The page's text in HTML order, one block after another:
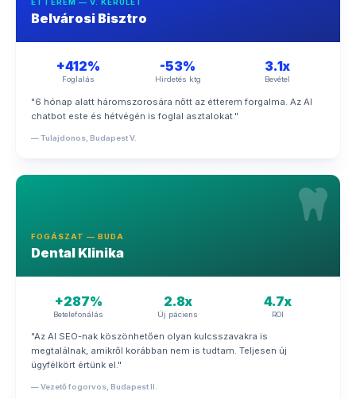
ÉTTEREM — V. KERÜLET
Belvárosi Bisztro
+412%
Foglalás
-53%
Hirdetés ktg
3.1x
Bevétel
"6 hónap alatt háromszorosára nőtt az étterem forgalma. Az AI
chatbot este és hétvégén is foglal asztalokat."
— Tulajdonos, Budapest V.
FOGÁSZAT — BUDA
Dental Klinika
+287%
Betelefonálás
2.8x
Új páciens
4.7x
ROI
"Az AI SEO-nak köszönhetően olyan kulcsszavakra is
megtalálnak, amikről korábban nem is tudtam. Teljesen új
ügyfélkört értünk el."
— Vezető fogorvos, Budapest II.